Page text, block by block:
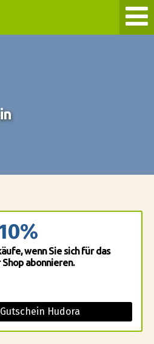
wenn Sie sich für das
abonnieren.
Hudora